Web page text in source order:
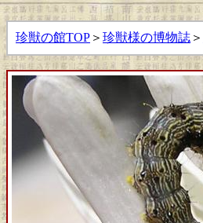
珍獣の館TOP ＞ 珍獣様の博物誌 ＞